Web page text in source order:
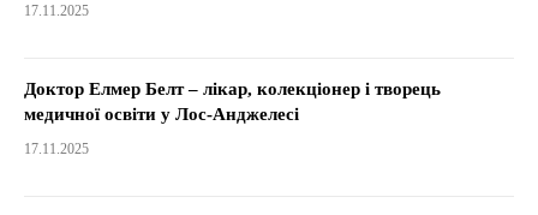
17.11.2025
Доктор Елмер Белт – лікар, колекціонер і творець
медичної освіти у Лос-Анджелесі
17.11.2025